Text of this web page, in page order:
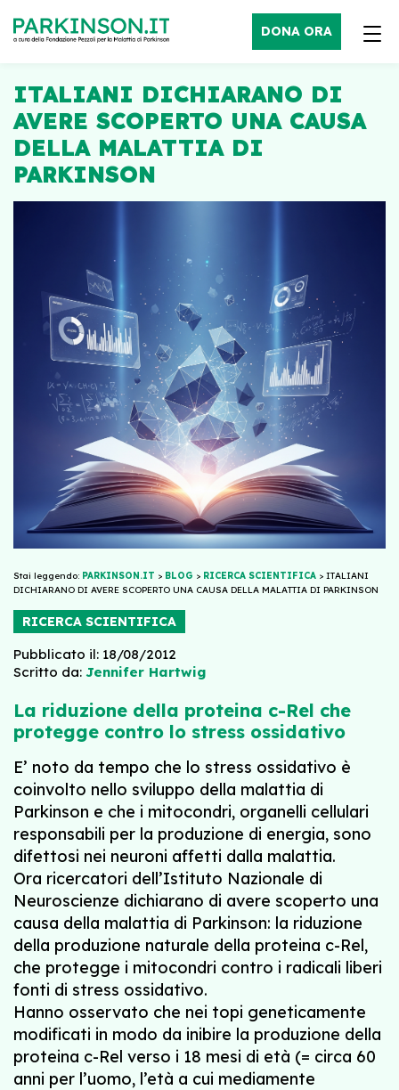
DONA ORA
ITALIANI DICHIARANO DI
AVERE SCOPERTO UNA CAUSA
DELLA MALATTIA DI
PARKINSON
Stai leggendo: PARKINSON.IT > BLOG > RICERCA SCIENTIFICA > ITALIANI
DICHIARANO DI AVERE SCOPERTO UNA CAUSA DELLA MALATTIA DI PARKINSON
RICERCA SCIENTIFICA
Pubblicato il: 18/08/2012
Scritto da: Jennifer Hartwig
La riduzione della proteina c-Rel che
protegge contro lo stress ossidativo
E’ noto da tempo che lo stress ossidativo è
coinvolto nello sviluppo della malattia di
Parkinson e che i mitocondri, organelli cellulari
responsabili per la produzione di energia, sono
difettosi nei neuroni affetti dalla malattia.
Ora ricercatori dell’Istituto Nazionale di
Neuroscienze dichiarano di avere scoperto una
causa della malattia di Parkinson: la riduzione
della produzione naturale della proteina c-Rel,
che protegge i mitocondri contro i radicali liberi
fonti di stress ossidativo.
Hanno osservato che nei topi geneticamente
modificati in modo da inibire la produzione della
proteina c-Rel verso i 18 mesi di età (= circa 60
anni per l’uomo, l’età a cui mediamente